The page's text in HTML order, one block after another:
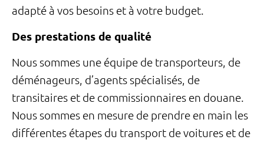
adapté à vos besoins et à votre budget.
Des prestations de qualité
Nous sommes une équipe de transporteurs, de
déménageurs, d’agents spécialisés, de
transitaires et de commissionnaires en douane.
Nous sommes en mesure de prendre en main les
différentes étapes du transport de voitures et de